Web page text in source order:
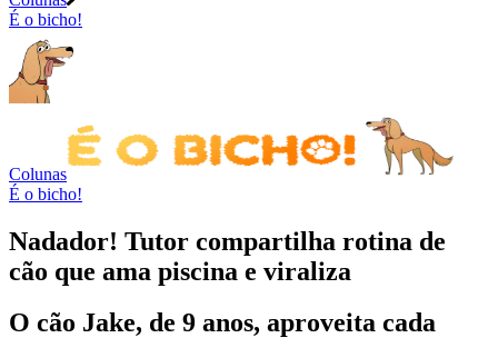
É o bicho!
Colunas
É o bicho!
Nadador! Tutor compartilha rotina de
cão que ama piscina e viraliza
O cão Jake, de 9 anos, aproveita cada